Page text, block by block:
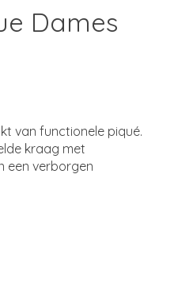
Dames
van functionele piqué.
kraag met
een verborgen
is